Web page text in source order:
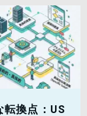
転換点：US